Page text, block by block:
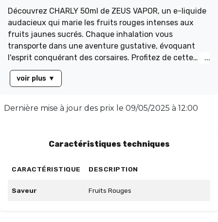
Découvrez CHARLY 50ml de ZEUS VAPOR, un e-liquide
audacieux qui marie les fruits rouges intenses aux
fruits jaunes sucrés. Chaque inhalation vous
transporte dans une aventure gustative, évoquant
l'esprit conquérant des corsaires. Profitez de cette
expérience unique sur e-liquidz.com, où nous vous
proposons des prix imbattables directement du
votre deuxième achat, et embarquez pour un voyage
voir plus ▼
Dernière mise à jour des prix le 09/05/2025 à 12:00
Caractéristiques techniques
CARACTÉRISTIQUE DESCRIPTION
Saveur Fruits Rouges